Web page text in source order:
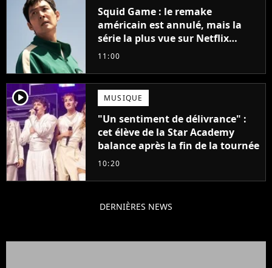
Squid Game : le remake
américain est annulé, mais la
série la plus vue sur Netflix
pourrait avoir une version
11:00
player2 MUSIQUE
"Un sentiment de délivrance" :
cet élève de la Star Academy
balance après la fin de la tournée
10:20
DERNIÈRES NEWS